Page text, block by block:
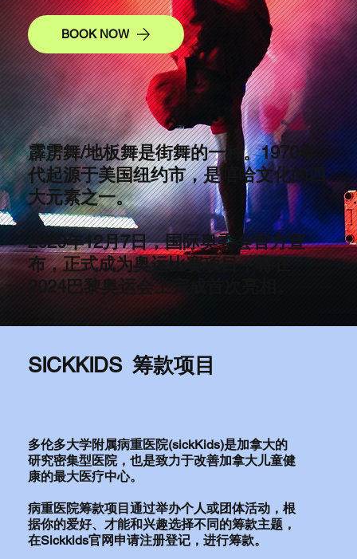
BOOK NOW
霹雳舞/地板舞是街舞的一种。1970年
代起源于美国纽约市，是嘻哈文化的四
大元素之一。
2020年12月7日，国际奥委会官方宣
布，正式成为奥运比赛项目，将在
2024巴黎奥运会上完成首次亮相。
SICKKIDS 筹款项目
多伦多大学附属病重医院(sickKids)是加拿大的
研究密集型医院，也是致力于改善加拿大儿童健
康的最大医疗中心。
病重医院筹款项目通过举办个人或团体活动，根
据你的爱好、才能和兴趣选择不同的筹款主题，
在Sickkids官网申请注册登记，进行筹款。